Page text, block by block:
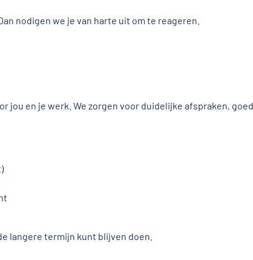
nodigen we je van harte uit om te reageren.
jou en je werk. We zorgen voor duidelijke afspraken,
langere termijn kunt blijven doen.